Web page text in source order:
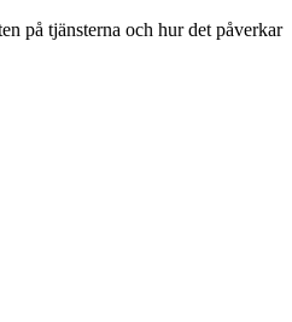
på tjänsterna och hur det påverkar